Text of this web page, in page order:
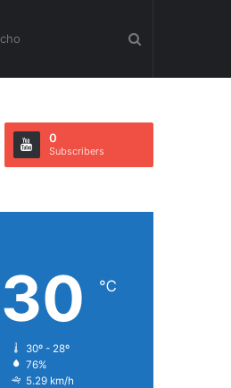
0
Subscribers
30 ℃
30º - 28º
76%
5.29 km/h